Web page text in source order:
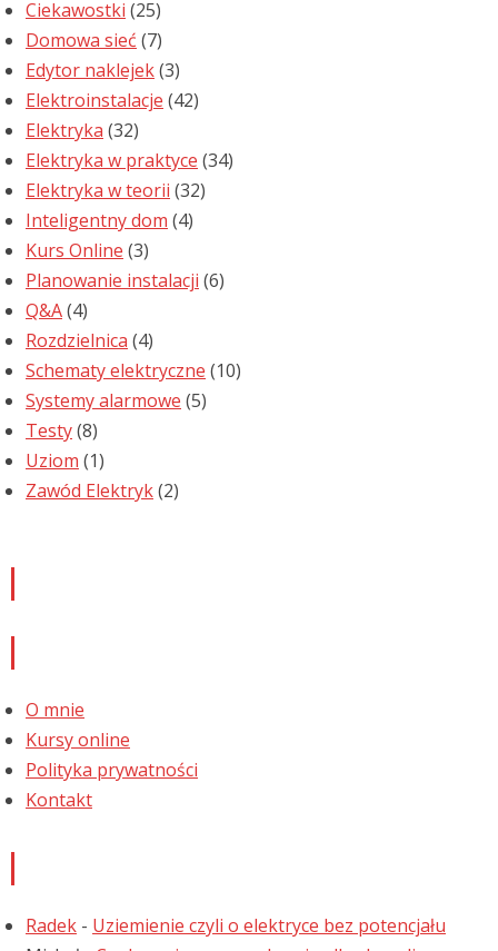
Ciekawostki (25)
Domowa sieć (7)
Edytor naklejek(3)
Elektroinstalacje (42)
Elektryka (32)
Elektryka w praktyce (34)
Elektryka w teorii (32)
Inteligentny dom (4)
Kurs Online (3)
Planowanie instalacji (6)
Q&A(4)
Rozdzielnica (4)
Schematy elektryczne (10)
Systemy alarmowe (5)
Testy(8)
Uziom (1)
Zawód Elektryk(2)
O mnie
Kursy online
Polityka prywatności
Kontakt
Radek - Uziemienie czyli o elektryce bez potencjału